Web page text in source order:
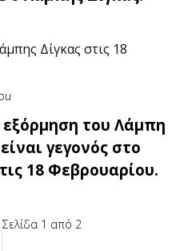
Δίγκας στις 18
του Λάμπη
γεγονός στο
18 Φεβρουαρίου.
Σελίδα 1 από 2